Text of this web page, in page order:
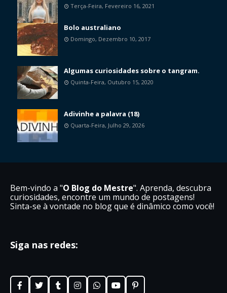
Terça-Feira, Fevereiro 16, 2021
Bolo australiano
Domingo, Dezembro 10, 2017
Algumas curiosidades sobre o tangram.
Quinta-Feira, Outubro 15, 2020
Adivinhe a palavra (18)
Quarta-Feira, Julho 29, 2026
Bem-vindo a "O Blog do Mestre". Aprenda, descubra
curiosidades, encontre um mundo de postagens!
Sinta-se à vontade no blog que é dinâmico como você!
Siga nas redes: